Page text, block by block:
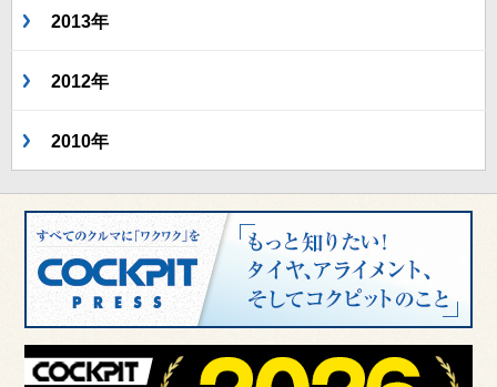
2013年
2012年
2010年